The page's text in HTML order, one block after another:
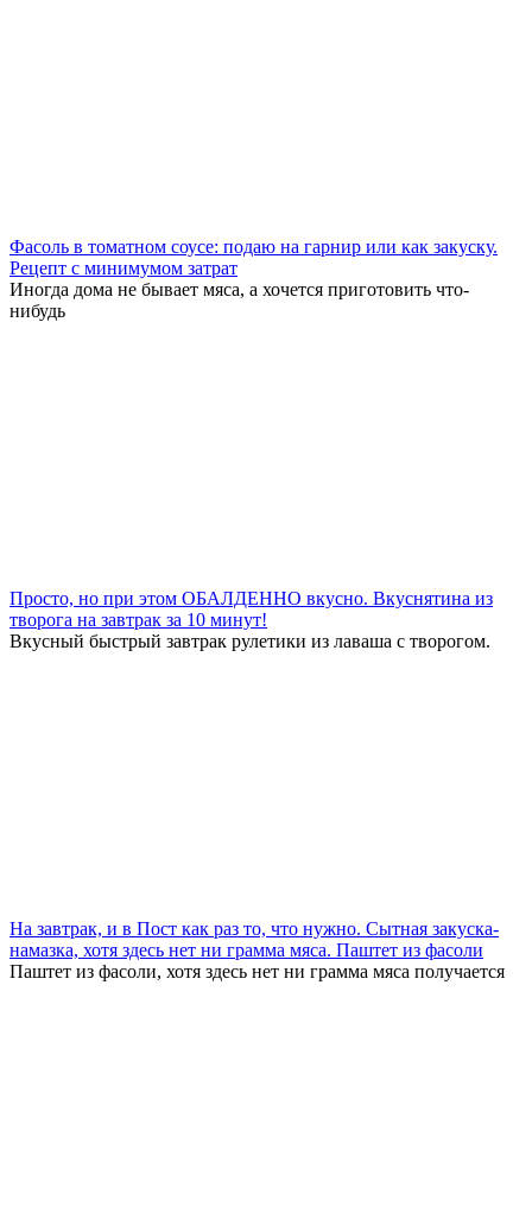
Фасоль в томатном соусе: подаю на гарнир или как закуску.
Рецепт с минимумом затрат
Иногда дома не бывает мяса, а хочется приготовить что-
нибудь
Просто, но при этом ОБАЛДЕННО вкусно. Вкуснятина из
творога на завтрак за 10 минут!
Вкусный быстрый завтрак рулетики из лаваша с творогом.
На завтрак, и в Пост как раз то, что нужно. Сытная закуска-
намазка, хотя здесь нет ни грамма мяса. Паштет из фасоли
Паштет из фасоли, хотя здесь нет ни грамма мяса получается